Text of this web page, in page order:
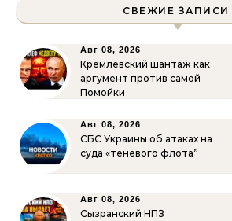
СВЕЖИЕ ЗАПИСИ
Авг 08, 2026
Кремлёвский шантаж как
аргумент против самой
Помойки
Авг 08, 2026
СБС Украины об атаках на
суда «теневого флота”
Авг 08, 2026
Сызранский НПЗ